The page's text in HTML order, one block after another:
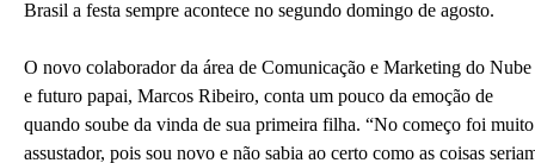
Brasil a festa sempre acontece no segundo domingo de agosto.
O novo colaborador da área de Comunicação e Marketing do Nube
e futuro papai, Marcos Ribeiro, conta um pouco da emoção de
quando soube da vinda de sua primeira filha. “No começo foi muito
assustador, pois sou novo e não sabia ao certo como as coisas